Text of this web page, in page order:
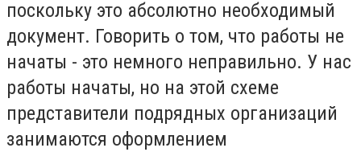
поскольку это абсолютно необходимый
документ. Говорить о том, что работы не
начаты - это немного неправильно. У нас
работы начаты, но на этой схеме
представители подрядных организаций
занимаются оформлением